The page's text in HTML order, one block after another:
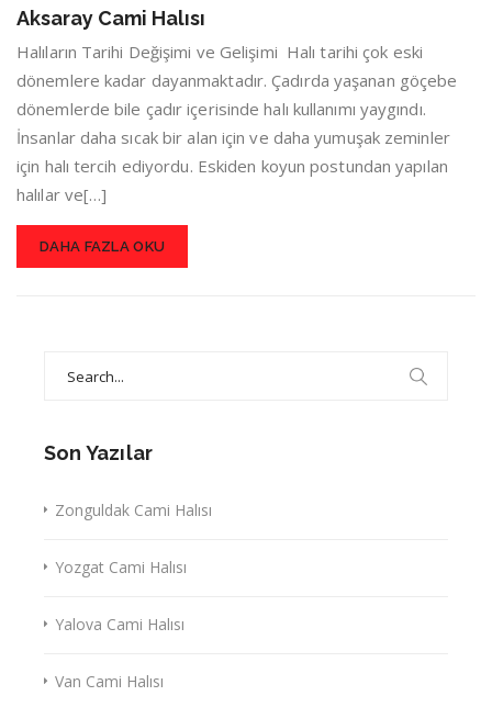
Aksaray Cami Halısı
Halıların Tarihi Değişimi ve Gelişimi Halı tarihi çok eski
dönemlere kadar dayanmaktadır. Çadırda yaşanan göçebe
dönemlerde bile çadır içerisinde halı kullanımı yaygındı.
İnsanlar daha sıcak bir alan için ve daha yumuşak zeminler
için halı tercih ediyordu. Eskiden koyun postundan yapılan
halılar ve[…]
DAHA FAZLA OKU
Son Yazılar
Zonguldak Cami Halısı
Yozgat Cami Halısı
Yalova Cami Halısı
Van Cami Halısı